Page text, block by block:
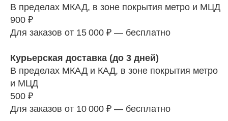
В пределах МКАД, в зоне покрытия метро и МЦД
900 ₽
Для заказов от 15 000 ₽ — бесплатно
Курьерская доставка (до 3 дней)
В пределах МКАД и КАД, в зоне покрытия метро
и МЦД
500 ₽
Для заказов от 10 000 ₽ — бесплатно